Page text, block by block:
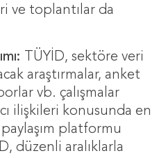
ve toplantılar da
TÜYİD, sektöre veri
araştırmalar, anket
vb. çalışmalar
ilişkileri konusunda en
platformu
düzenli aralıklarla